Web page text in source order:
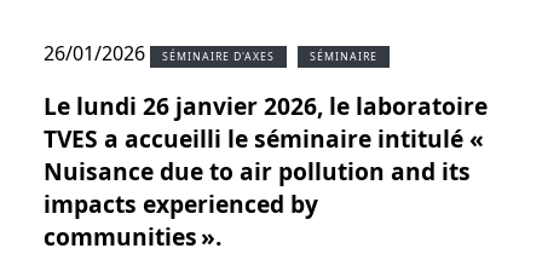
26/01/2026 SÉMINAIRE D'AXES SÉMINAIRE
Le lundi 26 janvier 2026, le laboratoire
TVES a accueilli le séminaire intitulé «
Nuisance due to air pollution and its
impacts experienced by
communities ».